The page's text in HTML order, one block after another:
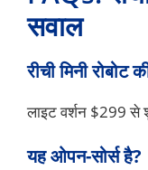
सवाल
रीची मिनी रोबोट
लाइट वर्शन $299 से
यह ओपन-सोर्स है?